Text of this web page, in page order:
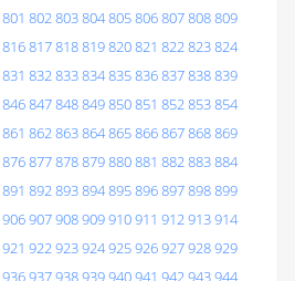
801 802803804805806807808809
816817818819820821 822823824
831 832833834835836837838839
846847848849850851 852853854
861 862863864865866867868869
876877878879880881 882883884
891 892893894895896897898899
906907908909910911 912913914
921 922923924925926927928929
936937938939940941 942943944